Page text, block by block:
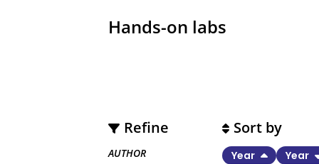
Hands-on labs
Refine
AUTHOR
Sort by
Year Year